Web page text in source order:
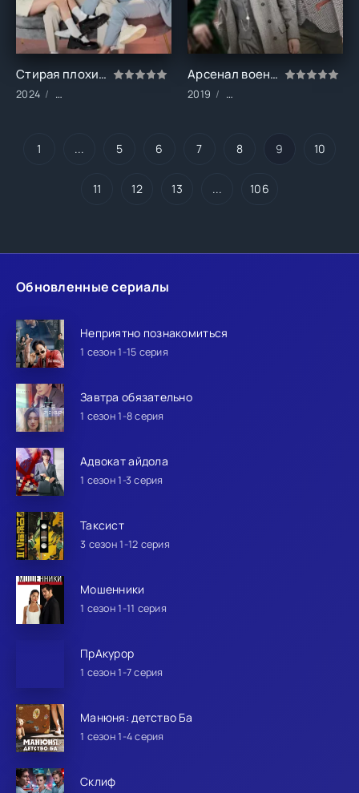
Обновленные сериалы
Неприятно познакомиться
1 сезон 1-15 серия
Завтра обязательно
1 сезон 1-8 серия
Адвокат айдола
1 сезон 1-3 серия
Таксист
3 сезон 1-12 серия
Мошенники
1 сезон 1-11 серия
ПрАкурор
1 сезон 1-7 серия
Манюня: детство Ба
1 сезон 1-4 серия
Склиф
Стирая плохие воспоминания (1 сезон)
2024 Сериалы/Комедия/Мелодрамы
Арсенал военной академии (1 сезон)
2019 Сериалы/Боевики/
1 ... 5 6 7 8 9 10
11 12 13 ... 106